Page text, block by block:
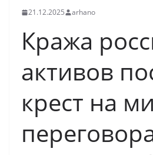
21.12.2025 arhano
Кража
активов
крест на